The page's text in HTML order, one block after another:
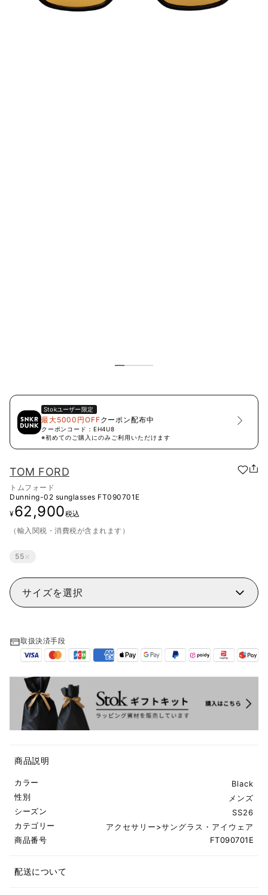
Stokユーザー限定
最大5000円OFFクーポン配布中
クーポンコード： EH4U8
※初めてのご購入にのみご利用いただけます
TOM FORD
トムフォード
Dunning-02 sunglasses FT090701E
¥62,900税込
（輸入関税・消費税が含まれます）
55
サイズを選択
取扱決済手段
商品説明
カラー
Black
性別
メンズ
シーズン
SS26
カテゴリー
アクセサリー>サングラス・アイウェア
商品番号
FT090701E
配送について